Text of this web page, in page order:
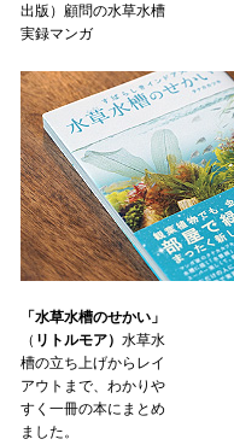
出版）顧問の水草水槽
実録マンガ
「水草水槽のせかい」
（ リトルモア） 水草水
槽の立ち上げからレイ
アウトまで、わかりや
すく一冊の本にまとめ
ました。